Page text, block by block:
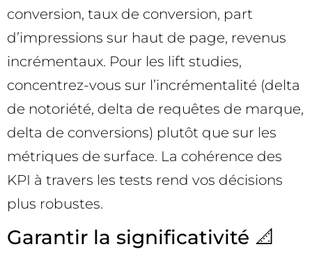
conversion, taux de conversion, part
d’impressions sur haut de page, revenus
incrémentaux. Pour les lift studies,
concentrez-vous sur l’incrémentalité (delta
de notoriété, delta de requêtes de marque,
delta de conversions) plutôt que sur les
métriques de surface. La cohérence des
KPI à travers les tests rend vos décisions
plus robustes.
Garantir la significativité 📐